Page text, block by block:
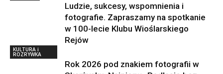
Ludzie, sukcesy, wspomnienia i
fotografie. Zapraszamy na spotkanie
w 100-lecie Klubu Wioślarskiego
Rejów
KULTURA i
ROZRYWKA
Rok 2026 pod znakiem fotografii w